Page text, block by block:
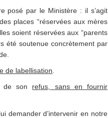
posé par le Ministère : il s’agit
places “réservées aux mères
soient réservées aux “parents
été soutenue concrètement par
de labellisation
de son refus, sans en fournir
demander d’intervenir en notre